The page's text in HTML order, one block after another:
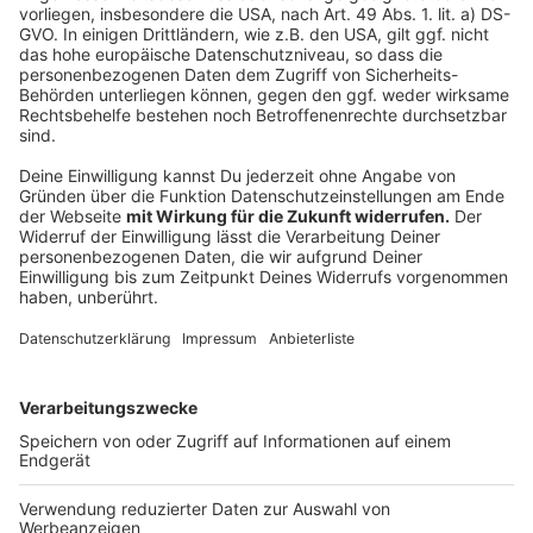
Anzeige
Welche Alltagsfehler fallen euch immer wieder auf?
Welche simplen Lifehacks haben euch überrascht oder
euch das Leben leichter gemacht? Erzählt es uns über
das Formular.
Anzeige
Anzeige
Anzeige